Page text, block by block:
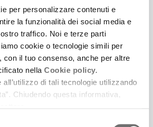
per personalizzare contenuti e
la funzionalità dei social media e
traffico. Noi e terze parti
cookie o tecnologie simili per
con il tuo consenso, anche per altre
nella Cookie policy.
di tali tecnologie utilizzando
Chiudendo questa informativa,
2019) - prima puntata
di François
di Roberto Piumini tratto
“Gli sguardi. Sette
pittura” (Bologna,